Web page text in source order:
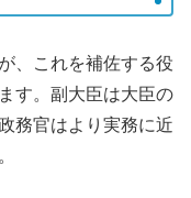
、これを補佐する役
す。副大臣は大臣の
務官はより実務に近